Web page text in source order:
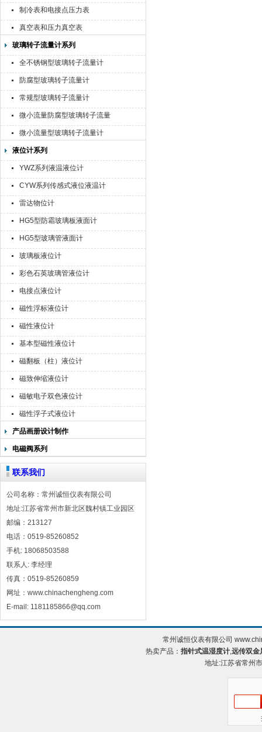
制冷表和电接点压力表
真空表和压力真空表
玻璃转子流量计系列
全不锈钢型玻璃转子流量计
防腐型玻璃转子流量计
常规型玻璃转子流量计
微小流量防腐型玻璃转子流量
计
微小流量型玻璃转子流量计
液位计系列
YWZ系列液温液位计
CYW系列传感式液位液温计
雷达物位计
HG5型防霜玻璃板液面计
HG5型玻璃管液面计
玻璃板液位计
彩色石英玻璃管液位计
电接点液位计
磁性浮标液位计
磁性液位计
基本型磁性液位计
磁翻板（柱）液位计
磁致伸缩液位计
磁敏电子双色液位计
磁性浮子式液位计
产品画册设计制作
电磁阀系列
联系我们
公司名称：常州诚恒仪表有限公司
地址:江苏省常州市新北区魏村镇工业园区
邮编：213127
电话：0519-85260852
手机: 18068503588
联系人: 李经理
传真：0519-85260859
网址：www.chinachengheng.com
E-mail: 1181185866@qq.com
常州诚恒仪表有限公司
热卖产品：指针式温湿度计,远传双金
地址:江苏省常州